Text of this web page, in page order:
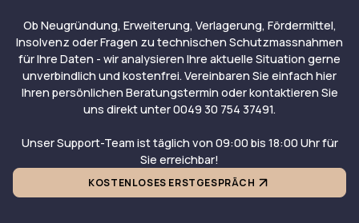
Ob Neugründung, Erweiterung, Verlagerung, Fördermittel,
Insolvenz oder Fragen zu technischen Schutzmassnahmen
für Ihre Daten - wir analysieren Ihre aktuelle Situation gerne
unverbindlich und kostenfrei. Vereinbaren Sie einfach hier
Ihren persönlichen Beratungstermin oder kontaktieren Sie
uns direkt unter 0049 30 754 37491.
Unser Support-Team ist täglich von 09:00 bis 18:00 Uhr für
Sie erreichbar!
KOSTENLOSES ERSTGESPRÄCH